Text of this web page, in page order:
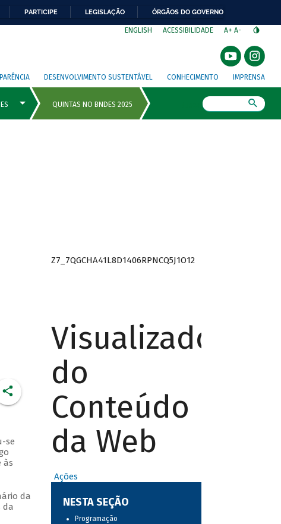
PARTICIPE LEGISLAÇÃO ÓRGÃOS DO GOVERNO
ENGLISH ACESSIBILIDADE A+ A-
DESENVOLVIMENTO SUSTENTÁVEL CONHECIMENTO IMPRENSA
se
às
da
da
Z7_7QGCHA41L8D1406RPNCQ5J1O12
Visualizador
do
Conteúdo
da Web
Ações
NESTA SEÇÃO
Programação